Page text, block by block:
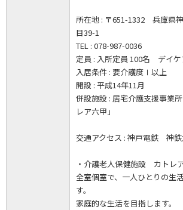
所在地 : 〒651-1332 兵庫県
目39-1
TEL : 078-987-0036
定員 : 入所定員 100名 デイケ
入居条件 : 要介護度Ⅰ以上
開設 : 平成14年11月
併設施設 : 居宅介護支援事業
レア六甲」
交通アクセス : 神戸電鉄 神
・介護老人保健施設 カトレ
全室個室で、一人ひとりの生
す。
家庭的な生活を目指します。